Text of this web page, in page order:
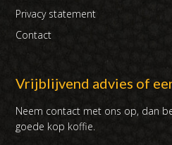
Privacy statement
Contact
Vrijblijvend advies of
Neem contact met ons op, dan
goede kop koffie.